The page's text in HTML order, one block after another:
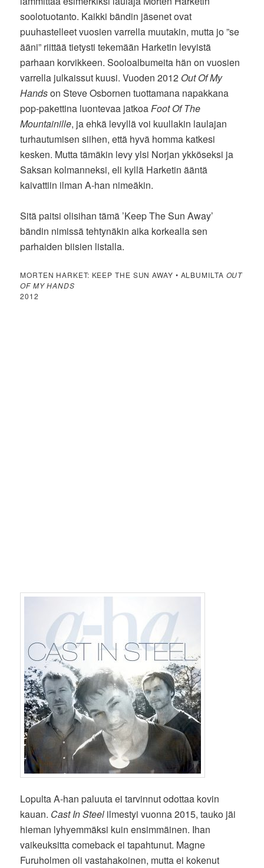
soolotuotanto. Kaikki bändin jäsenet ovat
puuhastelleet vuosien varrella muutakin, mutta jo ”se
ääni” riittää tietysti tekemään Harketin levyistä
parhaan korvikkeen. Sooloalbumeita hän on vuosien
varrella julkaissut kuusi. Vuoden 2012 Out Of My
Handson Steve Osbornen tuottamana napakkana
pop-pakettina luontevaa jatkoaFoot Of The
Mountainille, ja ehkä levyllä voi kuullakin laulajan
turhautumisen siihen, että hyvä homma katkesi
kesken. Mutta tämäkin levy ylsi Norjan ykköseksi ja
Saksan kolmanneksi, eli kyllä Harketin ääntä
kaivattiin ilman A-han nimeäkin.
Sitä paitsi olisihan tämä ’Keep The Sun Away’
bändin nimissä tehtynäkin aika korkealla sen
parhaiden biisien listalla.
MORTEN HARKET: KEEP THE SUN AWAY • ALBUMILTA OUT
OF MY HANDS
2012
Lopulta A-han paluuta ei tarvinnut odottaa kovin
kauan. Cast In Steel ilmestyi vuonna 2015, tauko jäi
hieman lyhyemmäksi kuin ensimmäinen. Ihan
vaikeuksitta comeback ei tapahtunut. Magne
Furuholmen oli vastahakoinen, mutta ei kokenut